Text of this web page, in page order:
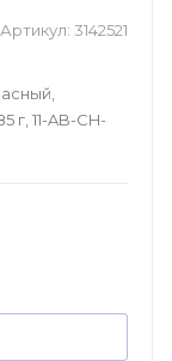
Артикул: 3142521
11-AB-CH-